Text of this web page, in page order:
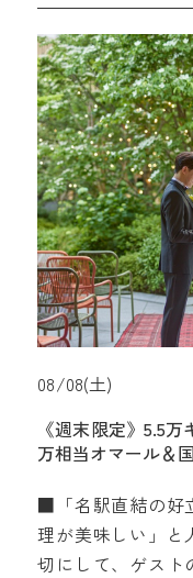
08/08(土)
《週末限定》5.5
万相当オマール＆
■「名駅直結の好
理が美味しい」と
切にして、ゲスト